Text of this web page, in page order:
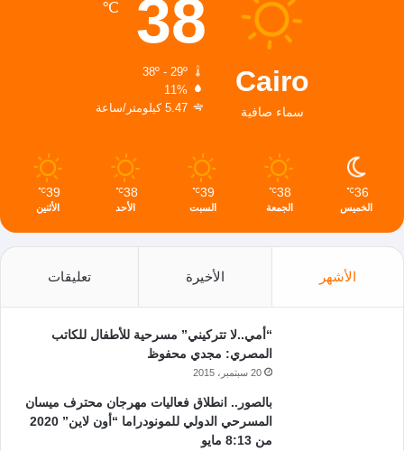
Cairo
سماء صافية
38
℃
38º - 29º
11%
5.47 كيلومتر/ساعة
36
℃
الخميس
38
℃
الجمعة
39
℃
السبت
38
℃
الأحد
39
℃
الأثنين
الأشهر الأخيرة تعليقات
“أمي..لا تتركيني” مسرحية للأطفال للكاتب
المصري: مجدي محفوظ
20 سبتمبر، 2015
بالصور.. انطلاق فعاليات مهرجان محترف ميسان
المسرحي الدولي للمونودراما “أون لاين” 2020
من 8:13 مايو